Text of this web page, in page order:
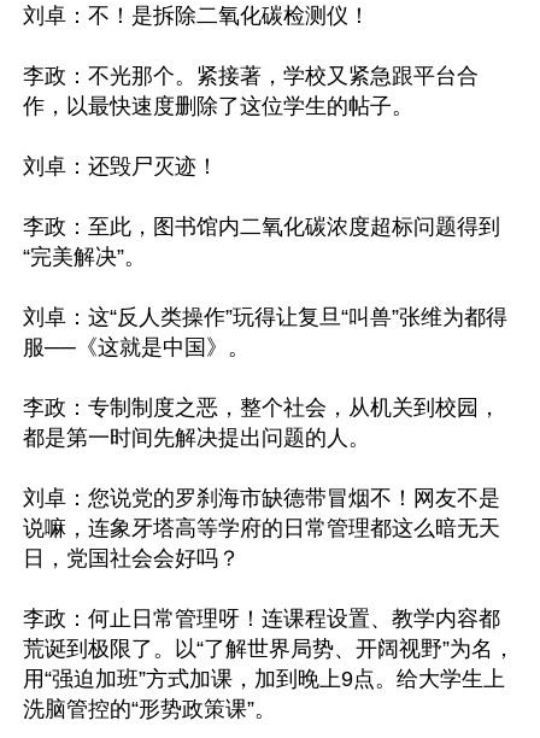
刘卓：不！是拆除二氧化碳检测仪！
李政：不光那个。紧接著，学校又紧急跟平台合
作，以最快速度删除了这位学生的帖子。
刘卓：还毁尸灭迹！
李政：至此，图书馆内二氧化碳浓度超标问题得到
“完美解决”。
刘卓：这“反人类操作”玩得让复旦“叫兽”张维为都得
服──《这就是中国》。
李政：专制制度之恶，整个社会，从机关到校园，
都是第一时间先解决提出问题的人。
刘卓：您说党的罗刹海市缺德带冒烟不！网友不是
说嘛，连象牙塔高等学府的日常管理都这么暗无天
日，党国社会会好吗？
李政：何止日常管理呀！连课程设置、教学内容都
荒诞到极限了。以“了解世界局势、开阔视野”为名，
用“强迫加班”方式加课，加到晚上9点。给大学生上
洗脑管控的“形势政策课”。